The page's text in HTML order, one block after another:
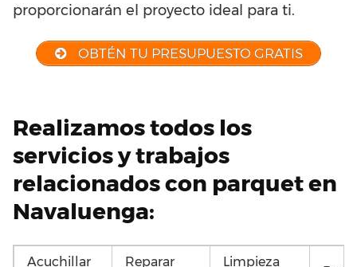
proporcionarán el proyecto ideal para ti.
OBTÉN TU PRESUPUESTO GRATIS
Realizamos todos los
servicios y trabajos
relacionados con parquet en
Navaluenga:
Acuchillar
Reparar
Limpieza